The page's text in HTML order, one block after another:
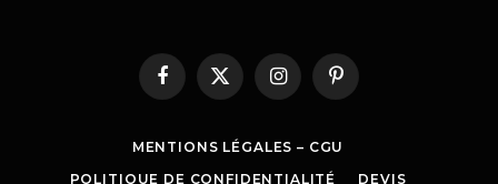
Facebook
X
InstagramPinterest
MENTIONS LÉGALES – CGU
POLITIQUE DE CONFIDENTIALITÉ
DEVIS